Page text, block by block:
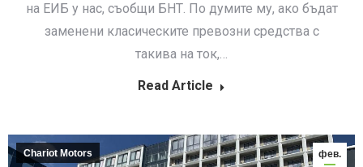
на ЕИБ у нас, съобщи БНТ. По думите му, ако бъдат
заменени класическите превозни средства с
такива на ток,…
Read Article
фев.
Chariot Motors